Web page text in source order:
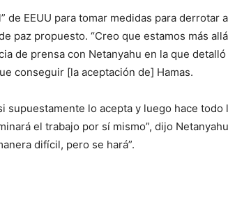
de EEUU para tomar medidas para derrotar a
paz propuesto. “Creo que estamos más
de prensa con Netanyahu en la que detalló
conseguir [la aceptación de] Hamas.
supuestamente lo acepta y luego hace todo
el trabajo por sí mismo”, dijo
difícil, pero se hará”.